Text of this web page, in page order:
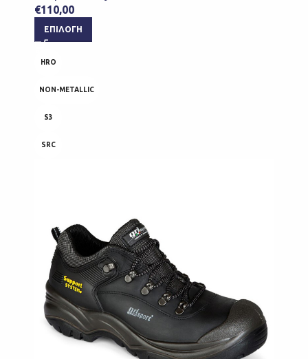
€110,00
ΕΠΙΛΟΓΉ
HRO
NON-METALLIC
S3
SRC